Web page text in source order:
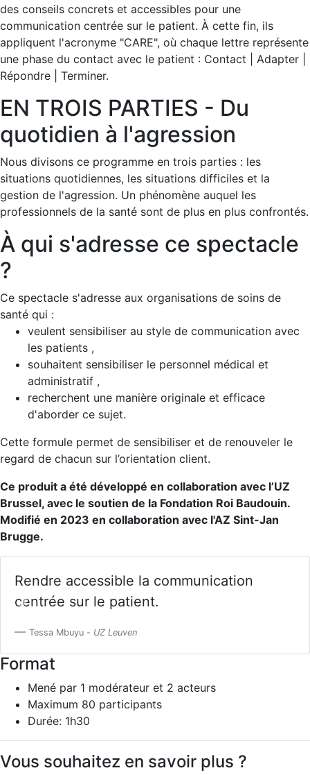
des conseils concrets et accessibles pour une
communication centrée sur le patient. À cette fin, ils
appliquent l'acronyme "CARE", où chaque lettre représente
une phase du contact avec le patient : Contact | Adapter |
Répondre | Terminer.
EN TROIS PARTIES - Du
quotidien à l'agression
Nous divisons ce programme en trois parties : les
situations quotidiennes, les situations difficiles et la
gestion de l'agression. Un phénomène auquel les
professionnels de la santé sont de plus en plus confrontés.
À qui s'adresse ce spectacle
?
Ce spectacle s'adresse aux organisations de soins de
santé qui :
veulent sensibiliser au style de communication avec
les patients ,
souhaitent sensibiliser le personnel médical et
administratif ,
recherchent une manière originale et efficace
d'aborder ce sujet.
Cette formule permet de sensibiliser et de renouveler le
regard de chacun sur l’orientation client.
Ce produit a été développé en collaboration avec l’UZ
Brussel, avec le soutien de la Fondation Roi Baudouin.
Modifié en 2023 en collaboration avec l'AZ Sint-Jan
Brugge.
accessible la communication
sur le patient.
Tessa Mbuyu -UZ Leuven
Format
Mené par 1 modérateur et 2 acteurs
Maximum 80 participants
Durée: 1h30
Vous souhaitez en savoir plus ?